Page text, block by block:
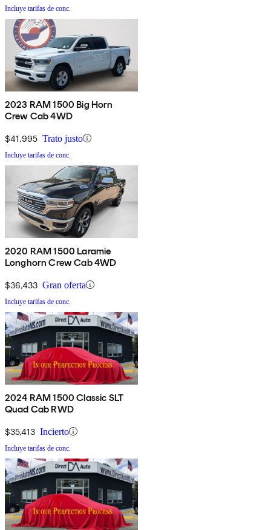
Incluye tarifas de conc.
2023 RAM 1500 Big Horn
Crew Cab 4WD
$41,995 Trato justo
Incluye tarifas de conc.
2020 RAM 1500 Laramie
Longhorn Crew Cab 4WD
$36,433 Gran oferta
Incluye tarifas de conc.
2024 RAM 1500 Classic SLT
Quad Cab RWD
$35,413 Incierto
Incluye tarifas de conc.